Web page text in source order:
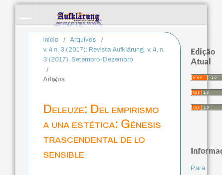
Início / Arquivos
/
v. 4 n. 3 (2017): Revista Aufklärung. v. 4, n.
3 (2017), Setembro-Dezembro
/
Artigos
Deleuze: Del empirismo
a una estética: Génesis
trascendental de lo
sensible
Edição
Atual
Para